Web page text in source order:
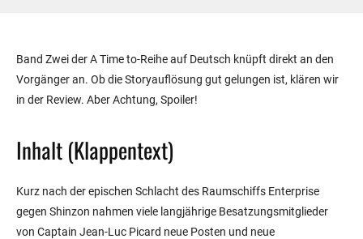
Band Zwei der A Time to-Reihe auf Deutsch knüpft direkt an den
Vorgänger an. Ob die Storyauflösung gut gelungen ist, klären wir
in der Review. Aber Achtung, Spoiler!
Inhalt (Klappentext)
Kurz nach der epischen Schlacht des Raumschiffs Enterprise
gegen Shinzon nahmen viele langjährige Besatzungsmitglieder
von Captain Jean-Luc Picard neue Posten und neue